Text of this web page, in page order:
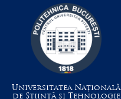
Universitatea Națională
de Știință și Tehnologie